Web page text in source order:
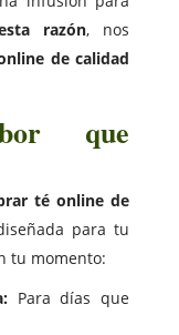
razón, nos
de calidad
que
té online de
para tu
tu momento:
Para días que